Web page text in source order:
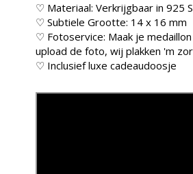
♡ Materiaal: Verkrijgbaar in 925
♡ Subtiele Grootte: 14 x 16 mm
♡ Fotoservice: Maak je
upload de foto, wij plakken 'm
♡ Inclusief luxe cadeaudoosje